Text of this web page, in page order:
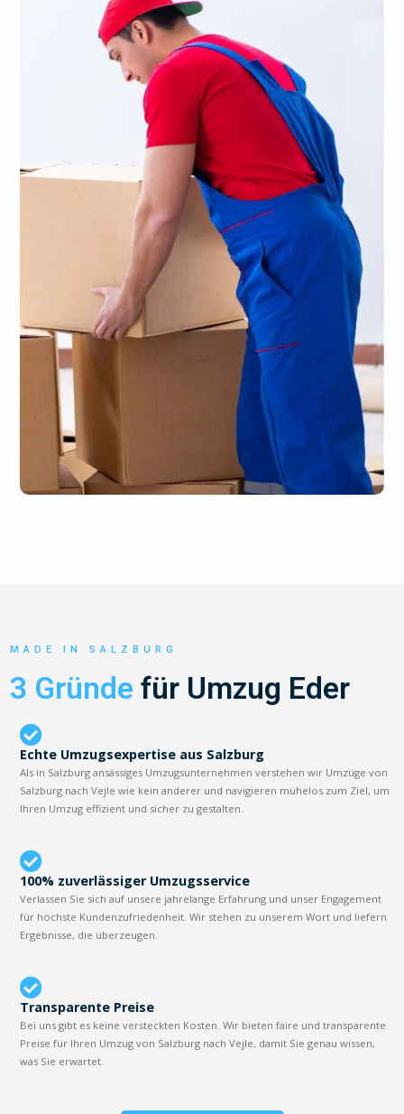
MADE IN SALZBURG
3 Gründe für Umzug Eder
Echte Umzugsexpertise aus Salzburg
Als in Salzburg ansässiges Umzugsunternehmen verstehen wir Umzüge von
Salzburg nach Vejle wie kein anderer und navigieren mühelos zum Ziel, um
Ihren Umzug effizient und sicher zu gestalten.
100% zuverlässiger Umzugsservice
Verlassen Sie sich auf unsere jahrelange Erfahrung und unser Engagement
für höchste Kundenzufriedenheit. Wir stehen zu unserem Wort und liefern
Ergebnisse, die überzeugen.
Transparente Preise
Bei uns gibt es keine versteckten Kosten. Wir bieten faire und transparente
Preise für Ihren Umzug von Salzburg nach Vejle, damit Sie genau wissen,
was Sie erwartet.